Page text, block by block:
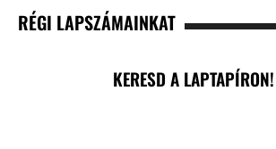
RÉGI LAPSZÁMAINKAT
KERESD A